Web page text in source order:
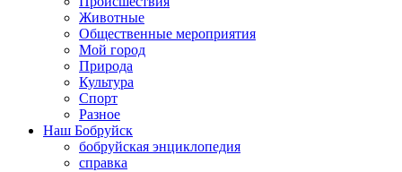
Животные
Общественные мероприятия
Мой город
Природа
Культура
Спорт
Разное
Наш Бобруйск
бобруйская энциклопедия
справка